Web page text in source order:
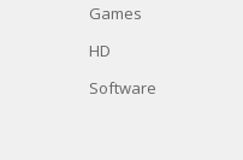
Games
HD
Software